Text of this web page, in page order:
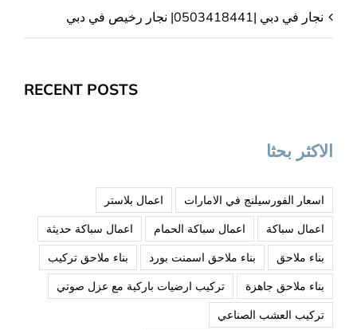
نجار في دبي |0503418441| نجار رخيص في دبي
RECENT POSTS
الاكثر بحثا
اسعار الفورسيلنج في الامارات
اعمال بلاستر
اعمال سباكة
اعمال سباكة الحمام
اعمال سباكة حديثة
بناء ملاحق
بناء ملاحق اسمنت بورد
بناء ملاحق تركيب
بناء ملاحق جاهزة
تركيب ارضيات باركية مع عزل صوتي
تركيب العشب الصناعي